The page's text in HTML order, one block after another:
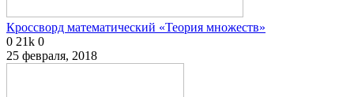
Кроссворд математический «Теория множеств»
0 21k 0
25 февраля, 2018